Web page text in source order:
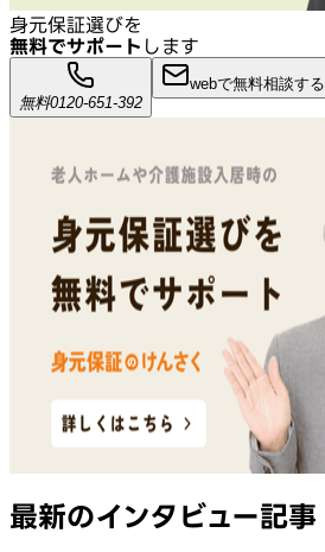
身元保証選びを
無料でサポート します
無料0120-651-392
webで無料相談する
最新のインタビュー記事